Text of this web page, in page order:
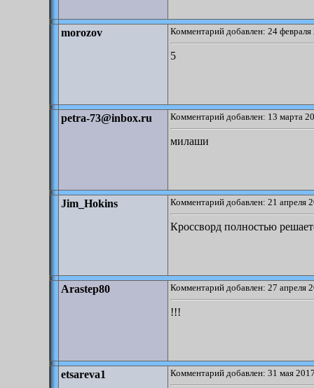
morozov Комментарий добавлен: 24
5
petra-73@inbox.ru Комментарий добавлен: 13 марта
милаши
Jim_Hokins Комментарий добавлен: 21 апреля
Кроссворд полностью
Arastep80 Комментарий добавлен: 27 апреля
!!!
etsareva1 Комментарий добавлен: 31 мая